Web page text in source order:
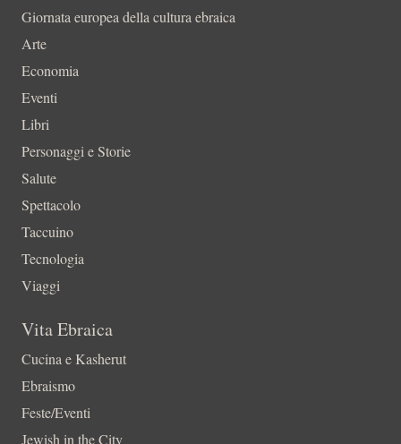
Giornata europea della cultura ebraica
Arte
Economia
Eventi
Libri
Personaggi e Storie
Salute
Spettacolo
Taccuino
Tecnologia
Viaggi
Vita Ebraica
Cucina e Kasherut
Ebraismo
Feste/Eventi
Jewish in the City